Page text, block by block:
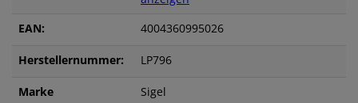
EAN:
4004360995026
Herstellernummer: LP796
Marke Sigel